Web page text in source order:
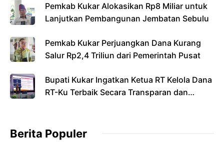
Pemkab Kukar Alokasikan Rp8 Miliar untuk
Lanjutkan Pembangunan Jembatan Sebulu
Pemkab Kukar Perjuangkan Dana Kurang
Salur Rp2,4 Triliun dari Pemerintah Pusat
Bupati Kukar Ingatkan Ketua RT Kelola Dana
RT-Ku Terbaik Secara Transparan dan
Berita Populer